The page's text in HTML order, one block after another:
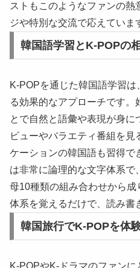
ストもこのようなファンの
ジや特別な交流で応えていま
韓国語学習とK-POPの
K-POPを通じた韓国語学習
る効果的なアプローチです。
とで自然と語彙や表現が身に
ビューやバラエティ番組を
ケーションの韓国語も習得で
は非常に論理的な文字体系で
母10種類の組み合わせから
体系を覚えるだけで、読み書
韓国旅行でK-POPを体
K-POPやK-ドラマのファン